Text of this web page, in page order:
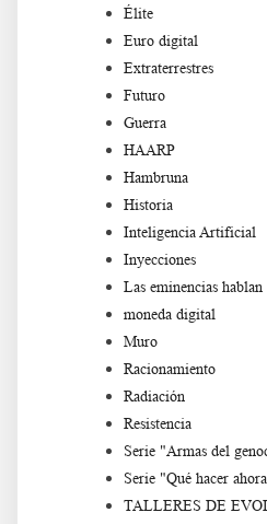
Élite
Euro digital
Extraterrestres
Futuro
Guerra
HAARP
Hambruna
Historia
Inteligencia Artificial
Inyecciones
Las eminencias hablan
moneda digital
Muro
Racionamiento
Radiación
Resistencia
Serie "Armas del
Serie "Qué hacer
TALLERES DE